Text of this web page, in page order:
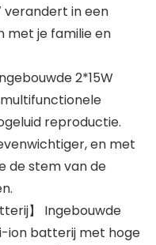
verandert in een
met je familie en
2*15W
reproductie.
en met
de stem van de
】 Ingebouwde
ion batterij met hoge